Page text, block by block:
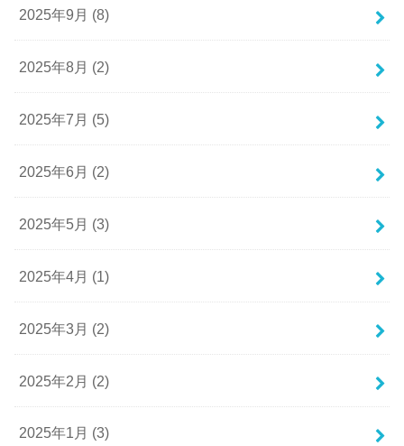
2025年9月 (8)
2025年8月 (2)
2025年7月 (5)
2025年6月 (2)
2025年5月 (3)
2025年4月 (1)
2025年3月 (2)
2025年2月 (2)
2025年1月 (3)